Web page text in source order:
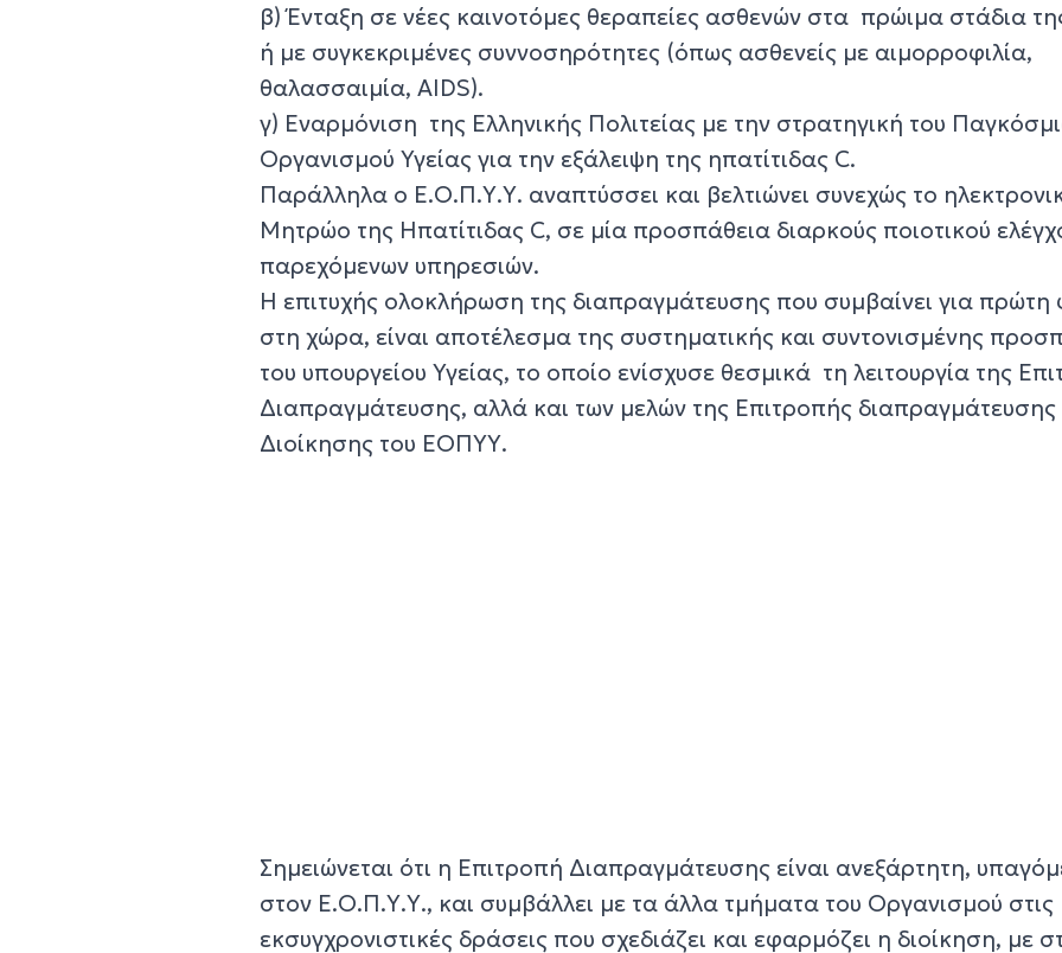
β) Ένταξη σε νέες καινοτόμες θεραπείες ασθενών στα πρώιμα στάδια
ή με συγκεκριμένες συννοσηρότητες (όπως ασθενείς με αιμορροφιλία,
θαλασσαιμία, AIDS).
γ) Εναρμόνιση της Ελληνικής Πολιτείας με την στρατηγική του
Οργανισμού Υγείας για την εξάλειψη της ηπατίτιδας C.
Παράλληλα ο Ε.Ο.Π.Υ.Υ. αναπτύσσει και βελτιώνει συνεχώς το
Μητρώο της Ηπατίτιδας C, σε μία προσπάθεια διαρκούς ποιοτικού
παρεχόμενων υπηρεσιών.
Η επιτυχής ολοκλήρωση της διαπραγμάτευσης που συμβαίνει για
στη χώρα, είναι αποτέλεσμα της συστηματικής και συντονισμένης
του υπουργείου Υγείας, το οποίο ενίσχυσε θεσμικά τη λειτουργία της
Διαπραγμάτευσης, αλλά και των μελών της Επιτροπής διαπραγμάτευσης
Διοίκησης του ΕΟΠΥΥ.
Σημειώνεται ότι η Επιτροπή Διαπραγμάτευσης είναι ανεξάρτητη,
στον Ε.Ο.Π.Υ.Υ., και συμβάλλει με τα άλλα τμήματα του Οργανισμού στις
εκσυγχρονιστικές δράσεις που σχεδιάζει και εφαρμόζει η διοίκηση, με